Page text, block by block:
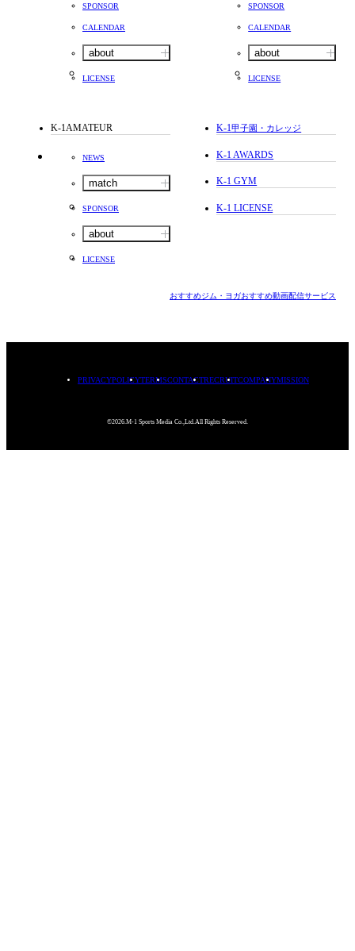
SPONSOR
CALENDAR
about
LICENSE
SPONSOR
CALENDAR
about
LICENSE
K-1AMATEUR
NEWS
match
SPONSOR
about
LICENSE
K-1甲子園・カレッジ
K-1 AWARDS
K-1 GYM
K-1 LICENSE
おすすめジム・ヨガおすすめ動画配信サービス
PRIVACYPOLICYTERMSCONTACTRECRUITCOMPANYMISSION
©2026.M-1 Sports Media Co.,Ltd.All Rights Reserved.